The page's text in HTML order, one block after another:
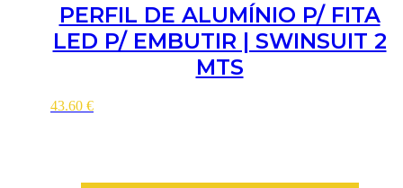
PERFIL DE ALUMÍNIO P/ FITA
LED P/ EMBUTIR | SWINSUIT 2
MTS
43.60 €